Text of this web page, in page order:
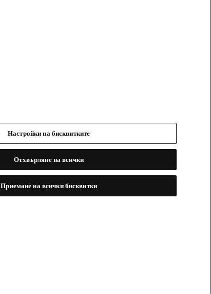
Настройки на бисквитките
Отхвърляне на всички
Приемане на всички бисквитки